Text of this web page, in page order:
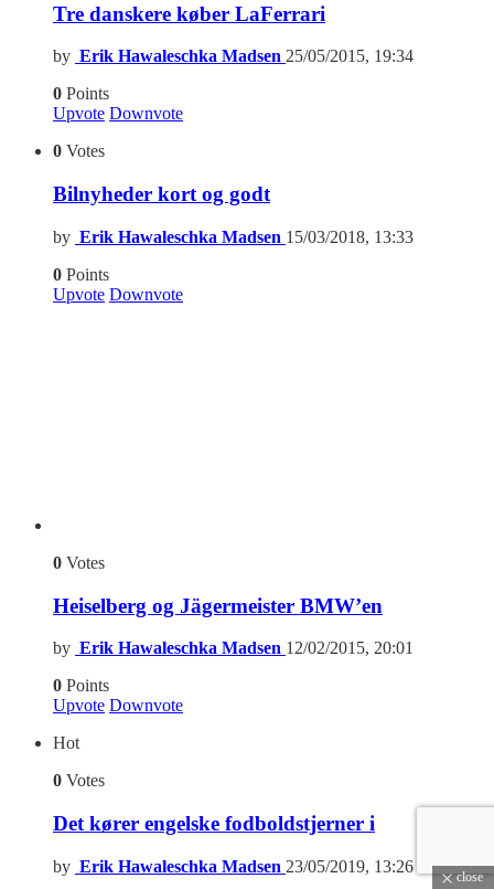
Tre danskere køber LaFerrari
by Erik Hawaleschka Madsen 25/05/2015, 19:34
0 Points
Upvote Downvote
0 Votes
Bilnyheder kort og godt
by Erik Hawaleschka Madsen 15/03/2018, 13:33
0 Points
Upvote Downvote
0 Votes
Heiselberg og Jägermeister BMW’en
by Erik Hawaleschka Madsen 12/02/2015, 20:01
0 Points
Upvote Downvote
Hot
0 Votes
Det kører engelske fodboldstjerner i
by Erik Hawaleschka Madsen 23/05/2019, 13:26
close